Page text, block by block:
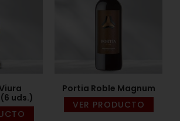
uds.)
Portia Roble Magnum
VER PRODUCTO